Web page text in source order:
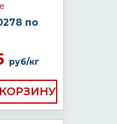
по
руб/кг